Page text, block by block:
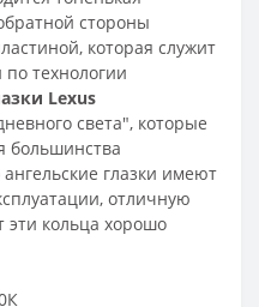
стороны
которая служит
технологии
Lexus
света", которые
большинства
глазки имеют
отличную
эти кольца хорошо